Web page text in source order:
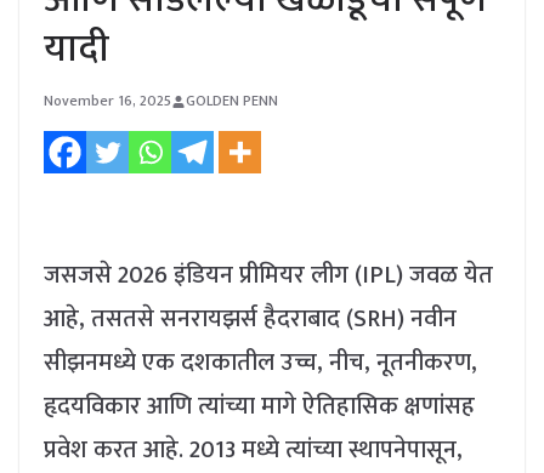
यादी
November 16, 2025 GOLDEN PENN
जसजसे 2026 इंडियन प्रीमियर लीग (IPL) जवळ येत
आहे, तसतसे सनरायझर्स हैदराबाद (SRH) नवीन
सीझनमध्ये एक दशकातील उच्च, नीच, नूतनीकरण,
हृदयविकार आणि त्यांच्या मागे ऐतिहासिक क्षणांसह
प्रवेश करत आहे.2013 मध्ये त्यांच्या स्थापनेपासून,